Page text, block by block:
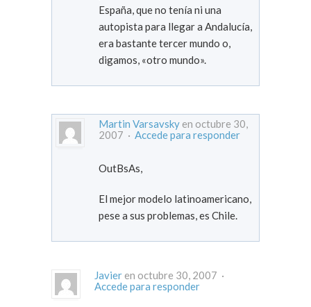
España, que no tenía ni una
autopista para llegar a Andalucía,
era bastante tercer mundo o,
digamos, «otro mundo».
Martin Varsavsky en octubre 30,
2007 · Accede para responder
OutBsAs,
El mejor modelo latinoamericano,
pese a sus problemas, es Chile.
Javier
en octubre 30, 2007 ·
Accede para responder